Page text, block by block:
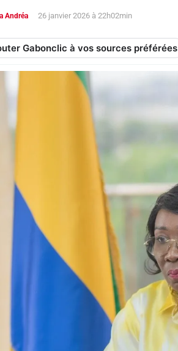
Andréa 26 janvier 2026 à 22h02min
Gabonclic à vos sources préférées